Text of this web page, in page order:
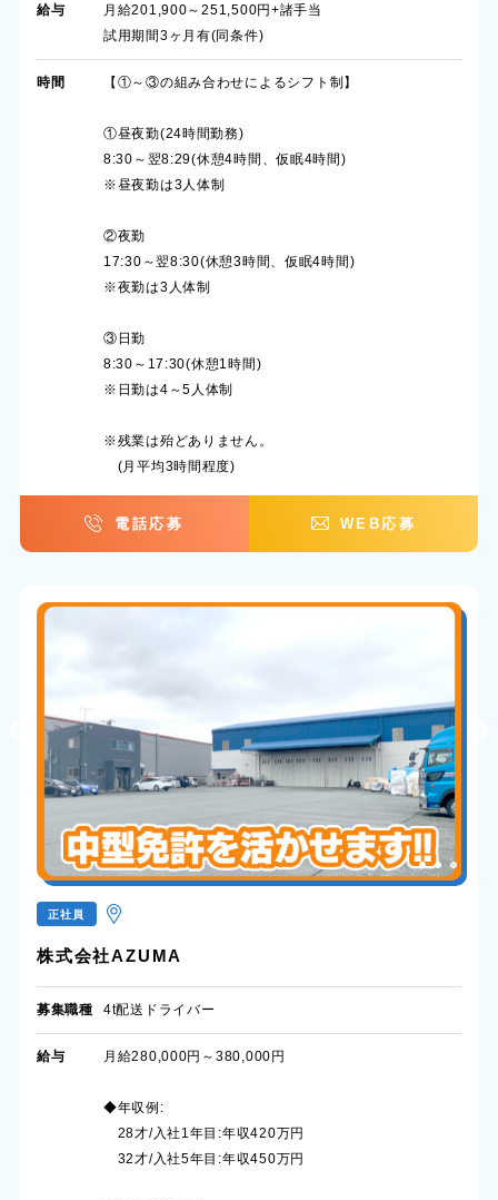
給与
月給201,900～251,500円+諸手当
試用期間3ヶ月有(同条件)
時間 【①～③の組み合わせによるシフト制】
①昼夜勤(24時間勤務)
8:30～翌8:29(休憩4時間、仮眠4時間)
※昼夜勤は3人体制
②夜勤
17:30～翌8:30(休憩3時間、仮眠4時間)
※夜勤は3人体制
③日勤
8:30～17:30(休憩1時間)
※日勤は4～5人体制
※残業は殆どありません。
(月平均3時間程度)
電話応募 WEB応募
正社員
株式会社AZUMA
募集職種 4t配送ドライバー
給与 月給280,000円～380,000円
◆年収例:
28才/入社1年目:年収420万円
32才/入社5年目:年収450万円